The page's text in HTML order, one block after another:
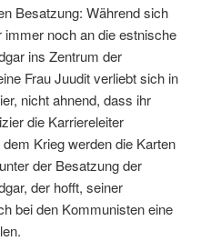
Besatzung: Während sich
noch an die estnische
ins Zentrum der
Frau Juudit verliebt sich in
nicht ahnend, dass ihr
die Karriereleiter
Krieg werden die Karten
der Besatzung der
der hofft, seiner
bei den Kommunisten eine